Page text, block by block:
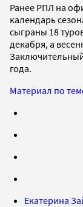
Ранее РПЛ на
календарь
сыграны 18
декабря, а
года.
Материал по
Екатерина